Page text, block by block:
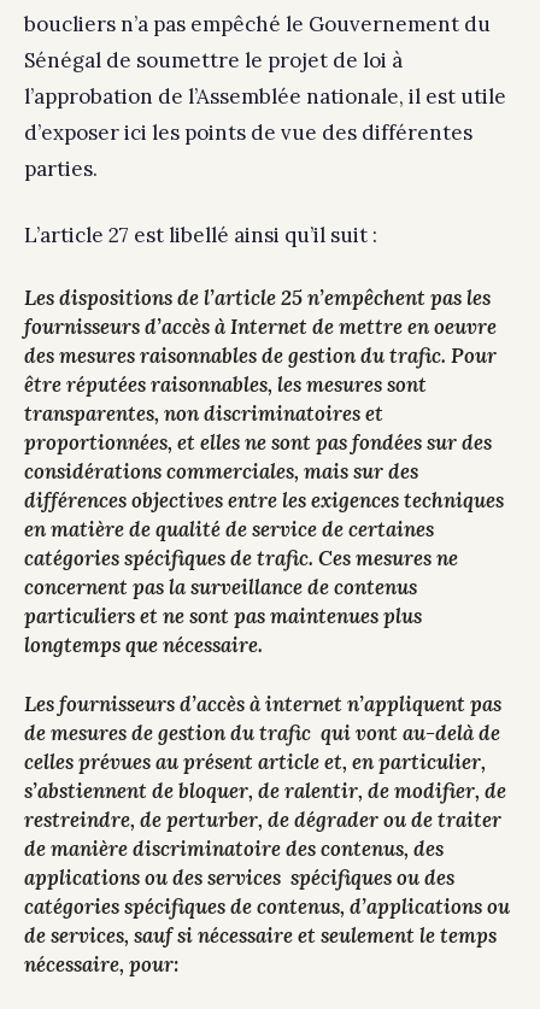
boucliers n’a pas empêché le Gouvernement du
Sénégal de soumettre le projet de loi à
l’approbation de l’Assemblée nationale, il est utile
d’exposer ici les points de vue des différentes
parties.
L’article 27 est libellé ainsi qu’il suit :
Les dispositions de l’article 25 n’empêchent pas les
fournisseurs d’accès à Internet de mettre en oeuvre
des mesures raisonnables de gestion du trafic. Pour
être réputées raisonnables, les mesures sont
transparentes, non discriminatoires et
proportionnées, et elles ne sont pas fondées sur des
considérations commerciales, mais sur des
différences objectives entre les exigences techniques
en matière de qualité de service de certaines
catégories spécifiques de trafic. Ces mesures ne
concernent pas la surveillance de contenus
particuliers et ne sont pas maintenues plus
longtemps que nécessaire.
Les fournisseurs d’accès à internet n’appliquent pas
de mesures de gestion du trafic qui vont au-delà de
celles prévues au présent article et, en particulier,
s’abstiennent de bloquer, de ralentir, de modifier, de
restreindre, de perturber, de dégrader ou de traiter
de manière discriminatoire des contenus, des
applications ou des services spécifiques ou des
catégories spécifiques de contenus, d’applications ou
de services, sauf si nécessaire et seulement le temps
nécessaire, pour: